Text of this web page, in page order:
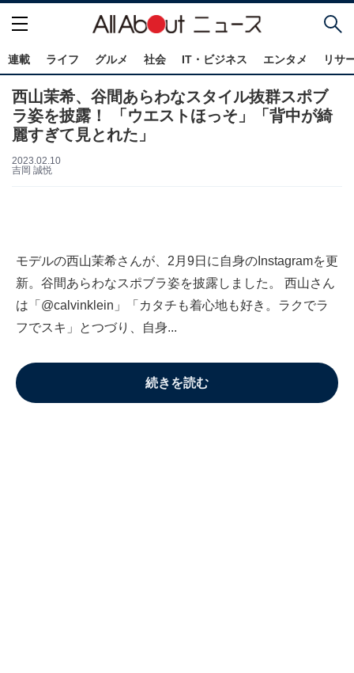
連載 ライフ グルメ 社会 IT・ビジネス エンタメ リサ
西山茉希、谷間あらわなスタイル抜群スポブ
ラ姿を披露！ 「ウエストほっそ」「背中が綺
麗すぎて見とれた」
2023.02.10
吉岡 誠悦
モデルの西山茉希さんが、2月9日に自身のInstagramを更
新。谷間あらわなスポブラ姿を披露しました。 西山さん
は「@calvinklein」「カタチも着心地も好き。ラクでラ
フでスキ」とつづり、自身...
続きを読む